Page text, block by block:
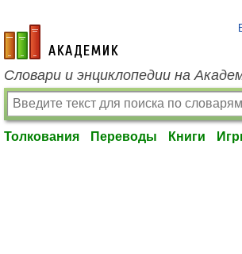
academic.ru
Словари и энциклопедии на
Толкования Переводы Книги